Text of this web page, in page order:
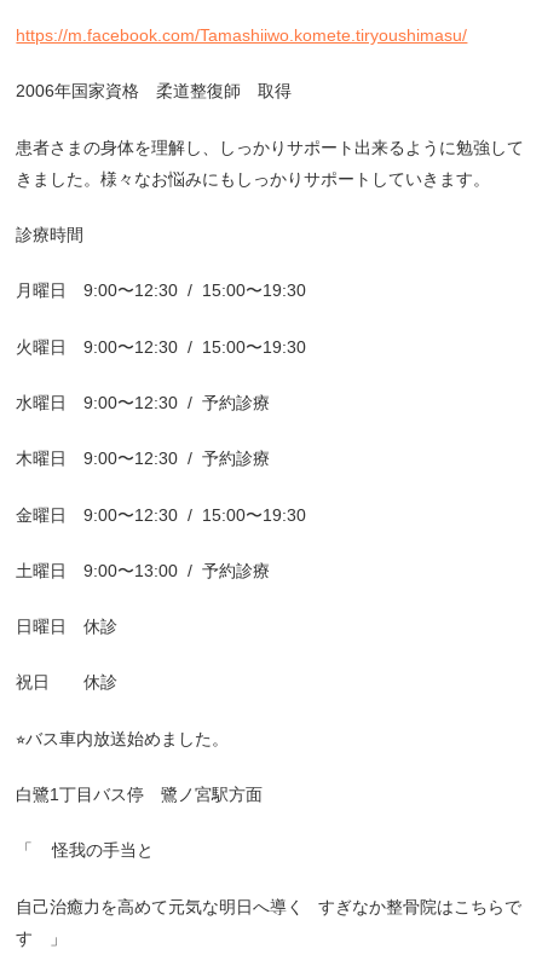
https://m.facebook.com/Tamashiiwo.komete.tiryoushimasu/
2006年国家資格 柔道整復師 取得
患者さまの身体を理解し、しっかりサポート出来るように勉強して
きました。様々なお悩みにもしっかりサポートしていきます。
診療時間
月曜日 9:00〜12:30 / 15:00〜19:30
火曜日 9:00〜12:30 / 15:00〜19:30
水曜日 9:00〜12:30 / 予約診療
木曜日 9:00〜12:30 / 予約診療
金曜日 9:00〜12:30 / 15:00〜19:30
土曜日 9:00〜13:00 / 予約診療
日曜日 休診
祝日 休診
⭐︎バス車内放送始めました。
白鷺1丁目バス停 鷺ノ宮駅方面
「 怪我の手当と
自己治癒力を高めて元気な明日へ導く
すぎなか整骨院はこちらで
す 」